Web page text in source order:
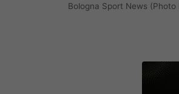
Bologna Sport News